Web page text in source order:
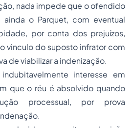
nada impede que o ofendido
o Parquet, com eventual
por conta dos prejuízos,
vinculo do suposto infrator com
de viabilizar a indenização.
interesse em
que o réu é absolvido quando
processual, por prova